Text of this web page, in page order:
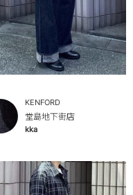
KENFORD
堂島地下街店
kka